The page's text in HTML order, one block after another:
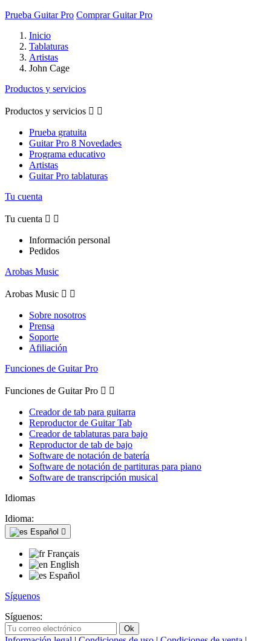
Prueba Guitar Pro Comprar Guitar Pro
Inicio
Tablaturas
Artistas
John Cage
Productos y servicios
Productos y servicios  
Prueba gratuita
Guitar Pro 8 Novedades
Programa educativo
Artistas
Guitar Pro tablaturas
Tu cuenta
Tu cuenta  
Información personal
Pedidos
Arobas Music
Arobas Music  
Sobre nosotros
Prensa
Soporte
Afiliación
Funciones de Guitar Pro
Funciones de Guitar Pro  
Creador de tab para guitarra
Reproductor de Guitar Tab
Creador de tablaturas para bajo
Reproductor de tab de bajo
Software de notación de batería
Software de notación de partituras para piano
Software de transcripción musical
Idiomas
Idioma:
Español 
Français
English
Español
Síguenos
Síguenos: